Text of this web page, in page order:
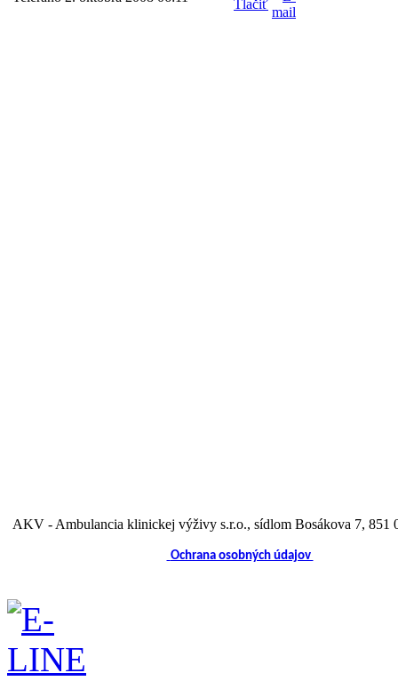
AKV - Ambulancia klinickej výživy s.r.o., sídlom Bosákova 7, 851
Ochrana osobných údajov